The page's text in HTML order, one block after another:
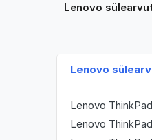
Lenovo
Lenovo
Lenovo
Lenovo